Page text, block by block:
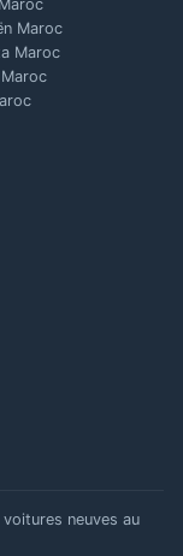
Maroc
Maroc
neuves au